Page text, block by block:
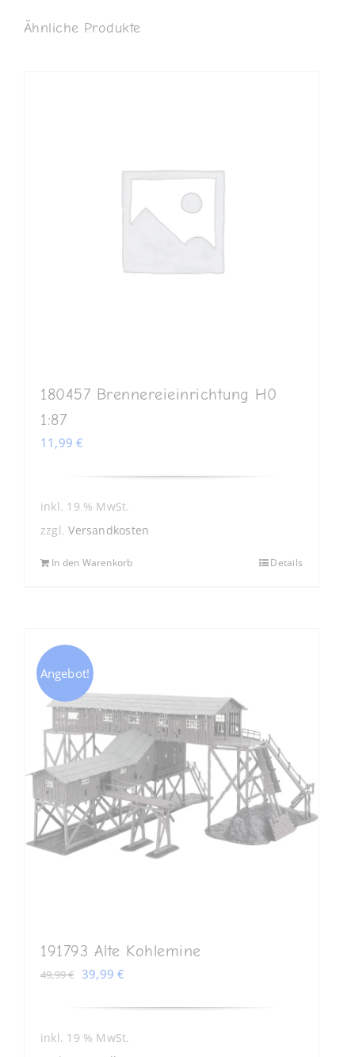
Ähnliche Produkte
180457 Brennereieinrichtung H0
1:87
11,99€
inkl. 19 % MwSt.
zzgl.Versandkosten
In den Warenkorb Details
Angebot!
191793 Alte Kohlemine
49,99€ Ursprünglicher
war:
49,99 €
39,99€
ist:
39,99 €.
inkl. 19 % MwSt.